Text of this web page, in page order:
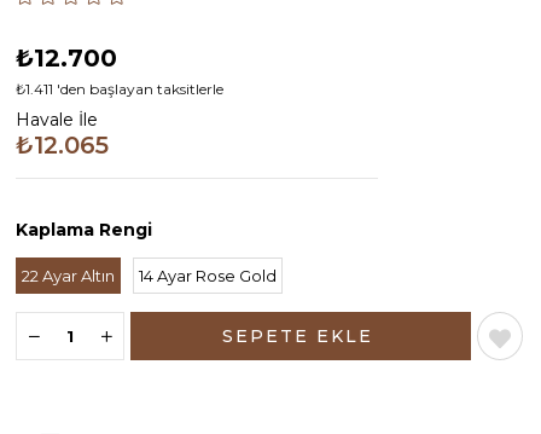
₺12.700
₺1.411 'den başlayan taksitlerle
Havale İle
₺12.065
Kaplama Rengi
22 Ayar Altın 14 Ayar Rose Gold